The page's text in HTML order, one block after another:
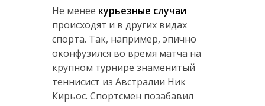
Не менее курьезные случаи
происходят и в других видах
спорта. Так, например, эпично
оконфузился во время матча на
крупном турнире знаменитый
теннисист из Австралии Ник
Кирьос. Спортсмен позабавил